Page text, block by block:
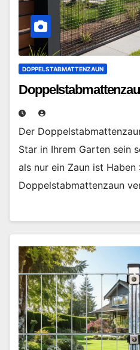
DOPPELSTABMATTENZAUN
Der
Star in Ihrem Garten sein
als nur ein Zaun ist Haben
Doppelstabmattenzaun